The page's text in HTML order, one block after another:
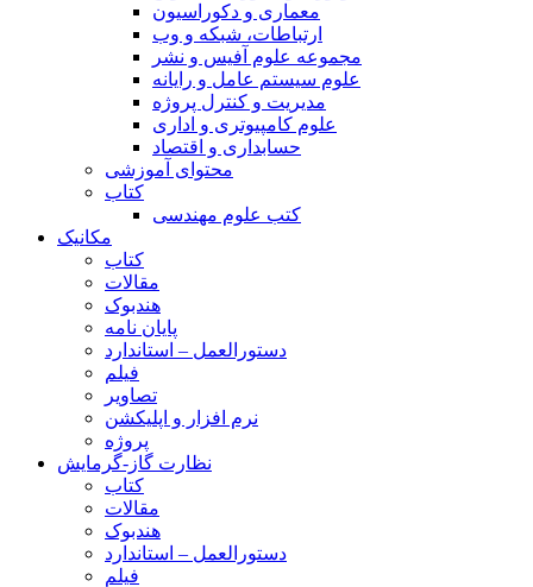
معماری و دکوراسیون
ارتباطات، شبکه و وب
مجموعه علوم آفیس و نشر
علوم سیستم عامل و رایانه
مدیریت و کنترل پروژه
علوم کامپیوتری و اداری
حسابداری و اقتصاد
محتوای آموزشی
کتاب
کتب علوم مهندسی
مکانیک
کتاب
مقالات
هندبوک
پایان نامه
دستورالعمل – استاندارد
فیلم
تصاویر
نرم افزار و اپلیکشن
پروژه
نظارت گاز-گرمایش
کتاب
مقالات
هندبوک
دستورالعمل – استاندارد
فیلم